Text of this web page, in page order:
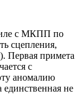
с МКПП по
сцепления,
Первая примета
с
аномалию
единственная не